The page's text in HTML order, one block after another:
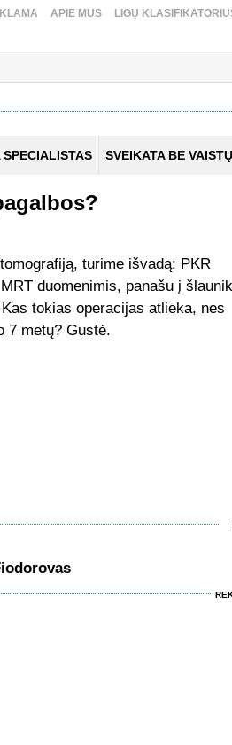
APIE MUS LIGŲ
SVEIKATA BE VAISTŲ
turime išvadą: PKR
duomenimis, panašu į
tokias operacijas atlieka, nes
7 metų? Gustė.